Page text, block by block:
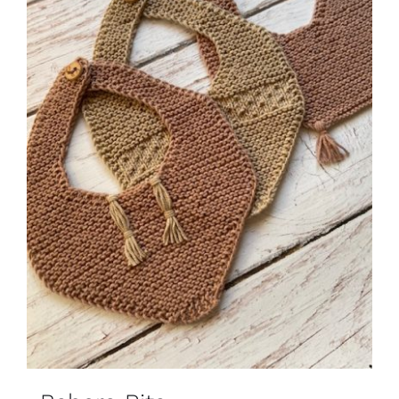
Blog
Contacto
Newsletter
Carrito
Mi cuenta